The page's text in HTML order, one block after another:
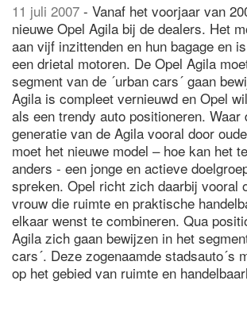
11 juli 2007 - Vanaf het voorjaar van
nieuwe Opel Agila bij de dealers. Het
aan vijf inzittenden en hun bagage en
een drietal motoren. De Opel Agila
segment van de ´urban cars´ gaan
Agila is compleet vernieuwd en Opel
als een trendy auto positioneren. Waar
generatie van de Agila vooral door
moet het nieuwe model – hoe kan het
anders - een jonge en actieve
spreken. Opel richt zich daarbij vooral
vrouw die ruimte en praktische
elkaar wenst te combineren. Qua
Agila zich gaan bewijzen in het
cars´. Deze zogenaamde stadsauto´s
op het gebied van ruimte en